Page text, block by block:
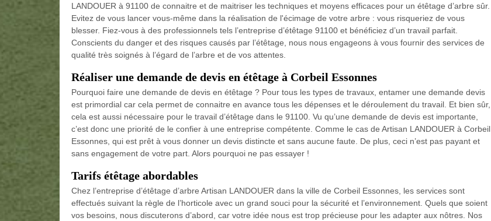
LANDOUER à 91100 de connaitre et de maitriser les techniques et moyens efficaces pour un étêtage d’arbre sûr.
Evitez de vous lancer vous-même dans la réalisation de l'écimage de votre arbre : vous risqueriez de vous
blesser. Fiez-vous à des professionnels tels l’entreprise d’étêtage 91100 et bénéficiez d’un travail parfait.
Conscients du danger et des risques causés par l’étêtage, nous nous engageons à vous fournir des services de
qualité très soignés à l’égard de l’arbre et de vos attentes.
Réaliser une demande de devis en étêtage à Corbeil Essonnes
Pourquoi faire une demande de devis en étêtage ? Pour tous les types de travaux, entamer une demande devis
est primordial car cela permet de connaitre en avance tous les dépenses et le déroulement du travail. Et bien sûr,
cela est aussi nécessaire pour le travail d’étêtage dans le 91100. Vu qu’une demande de devis est importante,
c’est donc une priorité de le confier à une entreprise compétente. Comme le cas de Artisan LANDOUER à Corbeil
Essonnes, qui est prêt à vous donner un devis distincte et sans aucune faute. De plus, ceci n’est pas payant et
sans engagement de votre part. Alors pourquoi ne pas essayer !
Tarifs étêtage abordables
Chez l’entreprise d’étêtage d’arbre Artisan LANDOUER dans la ville de Corbeil Essonnes, les services sont
effectués suivant la règle de l’horticole avec un grand souci pour la sécurité et l’environnement. Quels que soient
vos besoins, nous discuterons d’abord, car votre idée nous est trop précieuse pour les adapter aux nôtres. Nos